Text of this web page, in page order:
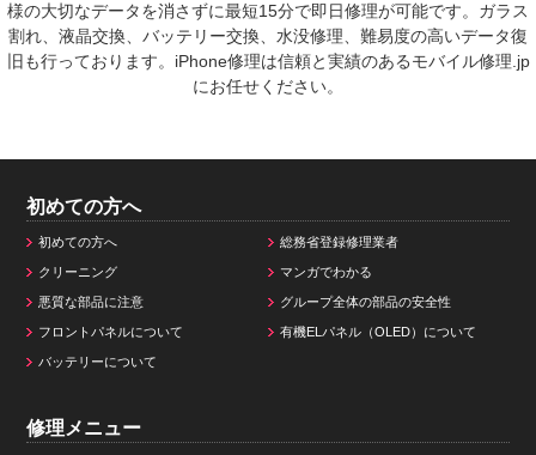
様の大切なデータを消さずに最短15分で即日修理が可能です。ガラス
割れ、液晶交換、バッテリー交換、水没修理、難易度の高いデータ復
旧も行っております。iPhone修理は信頼と実績のあるモバイル修理.jp
にお任せください。
初めての方へ
初めての方へ 総務省登録修理業者
クリーニング マンガでわかる
悪質な部品に注意 グループ全体の部品の安全性
フロントパネルについて 有機ELパネル（OLED）について
バッテリーについて
修理メニュー